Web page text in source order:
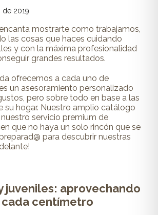
2019
mostrarte como trabajamos,
las cosas que haces cuidando
y con la máxima profesionalidad
grandes resultados.
ofrecemos a cada uno de
un asesoramiento personalizado
pero sobre todo en base a las
su hogar. Nuestro amplio catálogo
servicio premium de
que no haya un solo rincón que se
para descubrir nuestras
juveniles: aprovechando
cada centímetro